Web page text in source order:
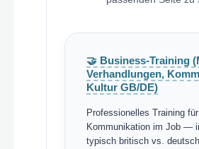
🤝 Business-Training
Verhandlungen,
Kultur GB/DE)
Professionelles Training
Kommunikation im Job —
typisch britisch vs. deutsch